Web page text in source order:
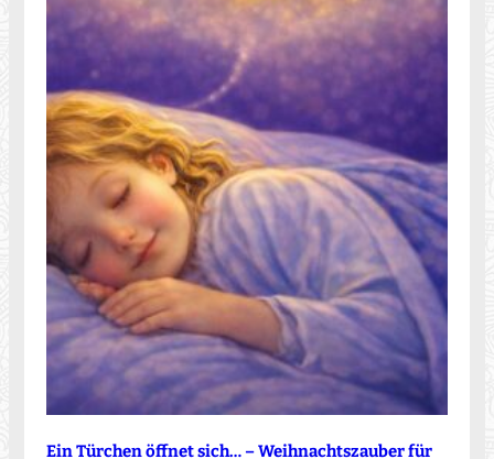
Ein Türchen öffnet sich… – Weihnachtszauber für